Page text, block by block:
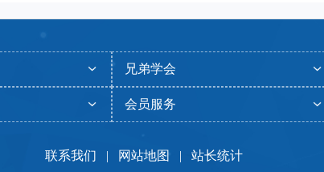
兄弟学会
会员服务
联系我们 | 网站地图 | 站长统计